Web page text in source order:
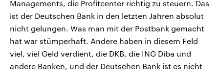
Managements, die Profitcenter richtig zu steuern. Das
ist der Deutschen Bank in den letzten Jahren absolut
nicht gelungen. Was man mit der Postbank gemacht
hat war stümperhaft. Andere haben in diesem Feld
viel, viel Geld verdient, die DKB, die ING Diba und
andere Banken, und der Deutschen Bank ist es nicht